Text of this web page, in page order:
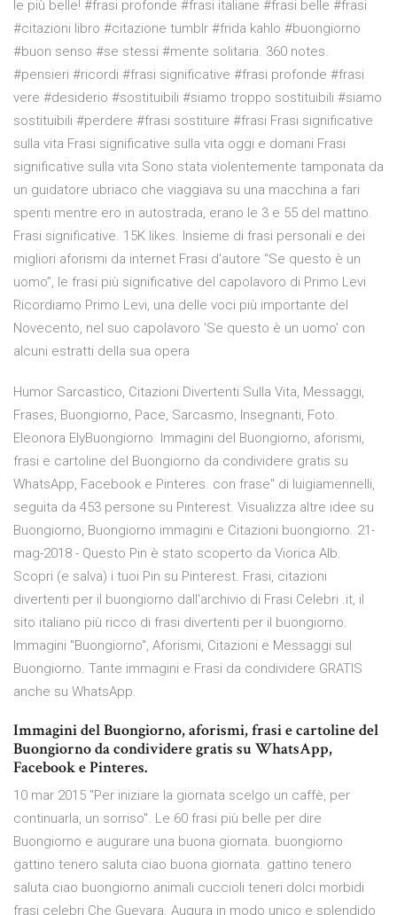
le più belle! #frasi profonde #frasi italiane #frasi belle #frasi
#citazioni libro #citazione tumblr #frida kahlo #buongiorno
#buon senso #se stessi #mente solitaria. 360 notes.
#pensieri #ricordi #frasi significative #frasi profonde #frasi
vere #desiderio #sostituibili #siamo troppo sostituibili #siamo
sostituibili #perdere #frasi sostituire #frasi Frasi significative
sulla vita Frasi significative sulla vita oggi e domani Frasi
significative sulla vita Sono stata violentemente tamponata da
un guidatore ubriaco che viaggiava su una macchina a fari
spenti mentre ero in autostrada, erano le 3 e 55 del mattino.
Frasi significative. 15K likes. Insieme di frasi personali e dei
migliori aforismi da internet Frasi d'autore “Se questo è un
uomo”, le frasi più significative del capolavoro di Primo Levi
Ricordiamo Primo Levi, una delle voci più importante del
Novecento, nel suo capolavoro 'Se questo è un uomo' con
alcuni estratti della sua opera
Humor Sarcastico, Citazioni Divertenti Sulla Vita, Messaggi,
Frases, Buongiorno, Pace, Sarcasmo, Insegnanti, Foto.
Eleonora ElyBuongiorno Immagini del Buongiorno, aforismi,
frasi e cartoline del Buongiorno da condividere gratis su
WhatsApp, Facebook e Pinteres. con frase" di luigiamennelli,
seguita da 453 persone su Pinterest. Visualizza altre idee su
Buongiorno, Buongiorno immagini e Citazioni buongiorno. 21-
mag-2018 - Questo Pin è stato scoperto da Viorica Alb.
Scopri (e salva) i tuoi Pin su Pinterest. Frasi, citazioni
divertenti per il buongiorno dall'archivio di Frasi Celebri .it, il
sito italiano più ricco di frasi divertenti per il buongiorno.
Immagini "Buongiorno", Aforismi, Citazioni e Messaggi sul
Buongiorno. Tante immagini e Frasi da condividere GRATIS
anche su WhatsApp.
Immagini del Buongiorno, aforismi, frasi e cartoline del
Buongiorno da condividere gratis su WhatsApp,
Facebook e Pinteres.
10 mar 2015 "Per iniziare la giornata scelgo un caffè, per
continuarla, un sorriso". Le 60 frasi più belle per dire
Buongiorno e augurare una buona giornata. buongiorno
gattino tenero saluta ciao buona giornata. gattino tenero
saluta ciao buongiorno animali cuccioli teneri dolci morbidi
frasi celebri Che Guevara. Augura in modo unico e splendido